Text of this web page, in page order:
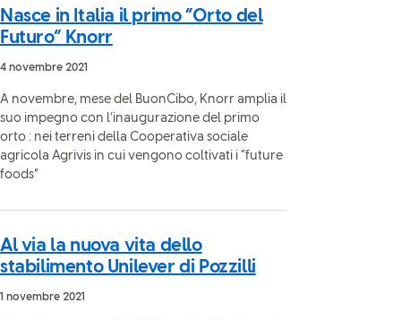
Nasce in Italia il primo “Orto del
Futuro” Knorr
4 novembre 2021
A novembre, mese del BuonCibo, Knorr amplia il
suo impegno con l’inaugurazione del primo
orto : nei terreni della Cooperativa sociale
agricola Agrivis in cui vengono coltivati i “future
foods”
Al via la nuova vita dello
stabilimento Unilever di Pozzilli
1 novembre 2021